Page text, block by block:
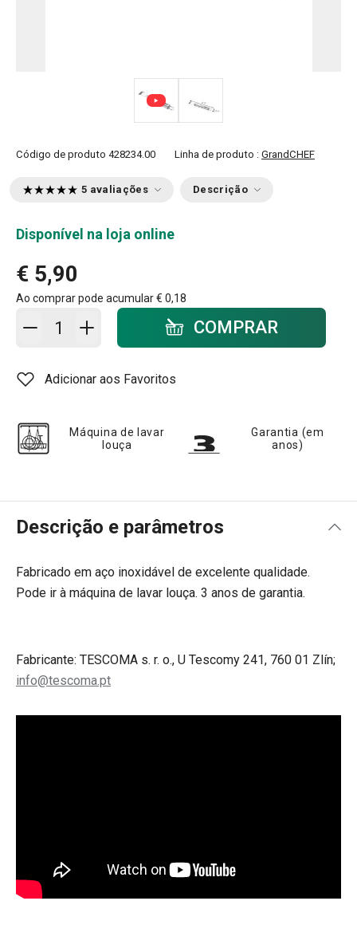
Código de produto 428234.00 Linha de produto : GrandCHEF
5 avaliações Descrição
Disponível na loja online
€ 5,90
Ao comprar pode acumular€ 0,18
Adicionar ao carrinho - quantidadeCOMPRAR
Adicionar aos Favoritos
Máquina de lavar
louça
Garantia (em
anos)
Descrição e parâmetros
Fabricado em aço inoxidável de excelente qualidade.
Pode ir à máquina de lavar louça. 3 anos de garantia.
Fabricante: TESCOMA s. r. o., U Tescomy 241, 760 01 Zlín;
info@tescoma.pt